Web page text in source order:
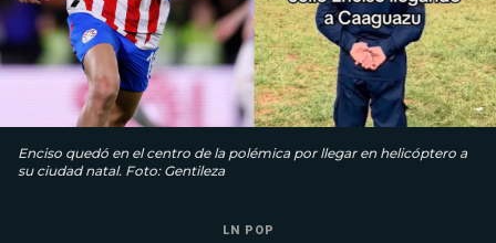
Enciso quedó en el centro de la polémica por llegar en helicóptero a
su ciudad natal. Foto: Gentileza
LN POP